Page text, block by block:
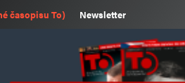
časopisu To) Newsletter